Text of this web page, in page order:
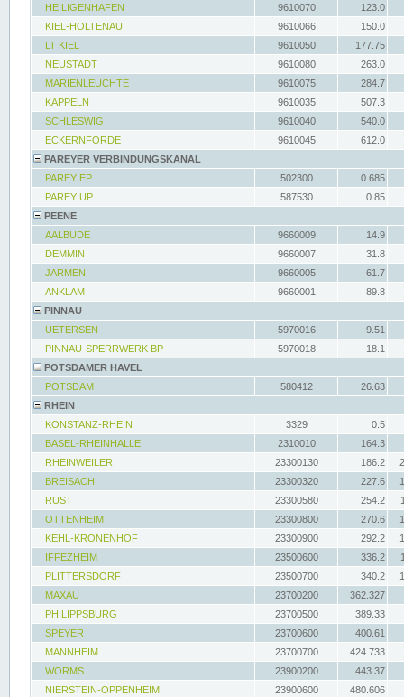
HEILIGENHAFEN
9610070
123.0
KIEL-HOLTENAU
9610066
150.0
LT KIEL
9610050
177.75
NEUSTADT
9610080
263.0
MARIENLEUCHTE
9610075
284.7
KAPPELN
9610035
507.3
SCHLESWIG
9610040
540.0
ECKERNFÖRDE
9610045
612.0
PAREYER VERBINDUNGSKANAL
PAREY EP
502300
0.685
PAREY UP
587530
0.85
PEENE
AALBUDE
9660009
14.9
DEMMIN
9660007
31.8
JARMEN
9660005
61.7
ANKLAM
9660001
89.8
PINNAU
UETERSEN
5970016
9.51
PINNAU-SPERRWERK BP
5970018
18.1
POTSDAMER HAVEL
POTSDAM
580412
26.63
RHEIN
KONSTANZ-RHEIN
3329
0.5
BASEL-RHEINHALLE
2310010
164.3
RHEINWEILER
23300130 186.2
BREISACH
23300320 227.6
RUST
23300580 254.2
OTTENHEIM
23300800 270.6
KEHL-KRONENHOF
23300900 292.2
IFFEZHEIM
23500600 336.2
PLITTERSDORF
23500700 340.2
MAXAU
23700200
362.327
PHILIPPSBURG
23700500
389.33
SPEYER
23700600
400.61
MANNHEIM
23700700
424.733
WORMS
23900200
443.37
NIERSTEIN-OPPENHEIM
23900600
480.606